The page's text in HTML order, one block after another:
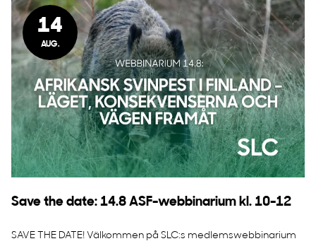
14
AUG.
Save the date: 14.8 ASF-webbinarium kl. 10-12
SAVE THE DATE! Välkommen på SLC:s medlemswebbinarium